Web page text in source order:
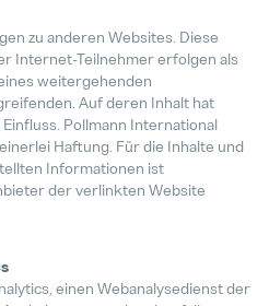
zu anderen Websites. Diese
Internet-Teilnehmer erfolgen als
weitergehenden
Auf deren Inhalt hat
Pollmann International
Haftung. Für die Inhalte und
Informationen ist
der verlinkten Website
einen Webanalysedienst der